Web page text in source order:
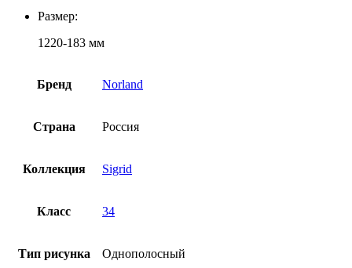
Размер:
1220-183 мм
Бренд Norland
Страна Россия
Коллекция Sigrid
Класс 34
Тип рисунка Однополосный